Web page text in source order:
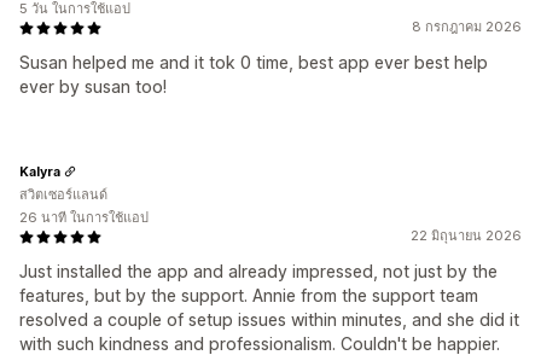
8 กรกฎาคม 2026
Susan helped me and it tok 0 time, best app ever best help
ever by susan too!
5 วัน ในการใช้แอป
22 มิถุนายน 2026
Just installed the app and already impressed, not just by the
features, but by the support. Annie from the support team
resolved a couple of setup issues within minutes, and she did it
with such kindness and professionalism. Couldn't be happier.
Kalyra
สวิตเซอร์แลนด์
26 นาที ในการใช้แอป